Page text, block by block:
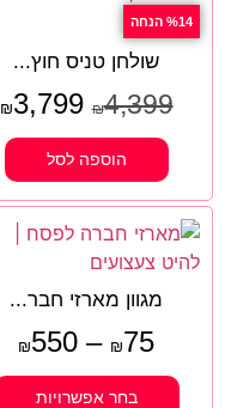
%14 הנחה
שולחן טניס חוץ...
₪4,399
₪3,799
הוספה לסל
מגוון מארזי חבר...
₪75
–
₪550
בחר אפשרויות